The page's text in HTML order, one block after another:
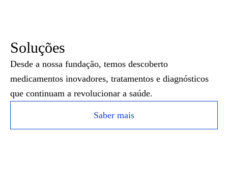
Soluções
Desde a nossa fundação, temos descoberto
medicamentos inovadores, tratamentos e diagnósticos
que continuam a revolucionar a saúde.
Saber mais